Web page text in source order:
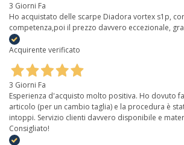
3 Giorni Fa
Ho acquistato delle scarpe Diadora vortex s1p,
competenza,poi il prezzo davvero eccezionale,
Acquirente verificato
3 Giorni Fa
Esperienza d'acquisto molto positiva. Ho dovuto
articolo (per un cambio taglia) e la procedura è
intoppi. Servizio clienti davvero disponibile e
Consigliato!